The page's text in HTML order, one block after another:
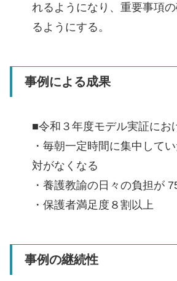
れるようになり、重要事項
るようにする。
事例による成果
■令和３年度モデル実証にお
・毎朝一定時間に集中して
対がなくなる
・養護教諭の日々の負担が
・保護者満足度８割以上
事例の継続性